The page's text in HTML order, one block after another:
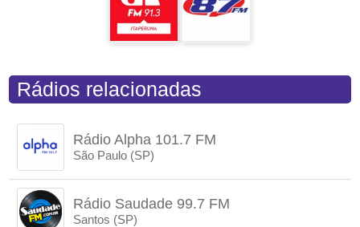
Rádios relacionadas
Rádio Alpha 101.7 FM
São Paulo (SP)
Rádio Saudade 99.7 FM
Santos (SP)